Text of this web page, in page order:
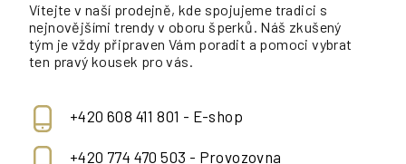
Vítejte v naší prodejně, kde spojujeme tradici s
nejnovějšími trendy v oboru šperků. Náš zkušený
tým je vždy připraven Vám poradit a pomoci vybrat
ten pravý kousek pro vás.
+420 608 411 801 - E-shop
+420 774 470 503 - Provozovna